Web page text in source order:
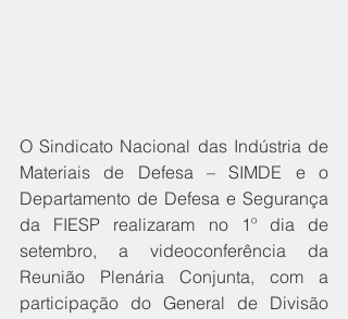
O Sindicato Nacional das Indústria de
Materiais de Defesa – SIMDE e o
Departamento de Defesa e Segurança
da FIESP realizaram no 1º dia de
setembro, a videoconferência da
Reunião Plenária Conjunta, com a
participação do General de Divisão